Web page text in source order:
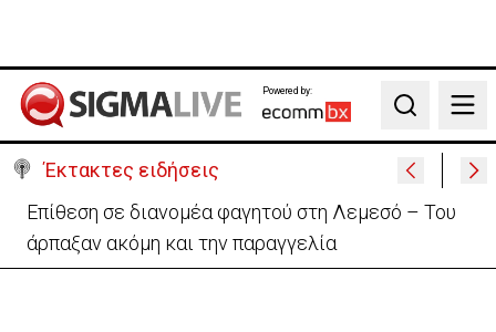
Powered by:
Search
Έκτακτες ειδήσεις
Ο στρατηγός του Τραμπ «αναζητά διέξοδο» από τον
πόλεμο με το Ιράν